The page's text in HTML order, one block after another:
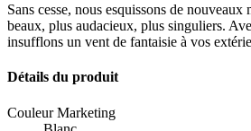
Sans cesse, nous esquissons de
beaux, plus audacieux, plus singuliers.
insufflons un vent de fantaisie à vos
Détails du produit
Couleur Marketing